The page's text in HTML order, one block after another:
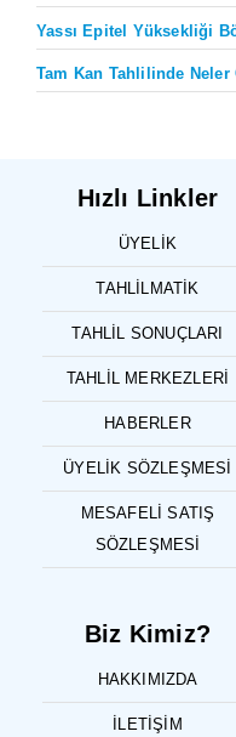
Yassı Epitel Yüksekliği
Tam Kan Tahlilinde Neler
Hızlı Linkler
ÜYELIK
TAHLILMATIK
TAHLIL SONUÇLARI
TAHLIL MERKEZLERI
HABERLER
ÜYELIK SÖZLEŞMESI
MESAFELI SATIŞ
SÖZLEŞMESI
Biz Kimiz?
HAKKIMIZDA
İLETIŞIM